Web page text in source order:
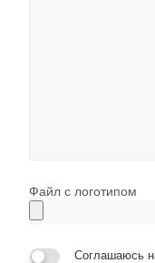
Файл с логотипом
Соглашаюсь